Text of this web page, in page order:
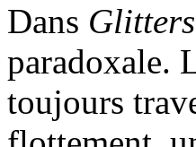
Dans
paradoxale.
toujours